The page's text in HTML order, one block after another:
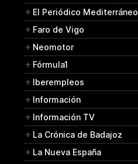
El Periódico Mediterráneo
Faro de Vigo
Neomotor
Fórmula1
Iberempleos
Información
Información TV
La Crónica de Badajoz
La Nueva España